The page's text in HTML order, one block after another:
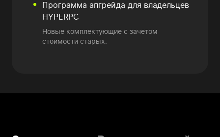
Программа апгрейда для владельцев
HYPERPC
Новые комплектующие с зачетом
стоимости старых.